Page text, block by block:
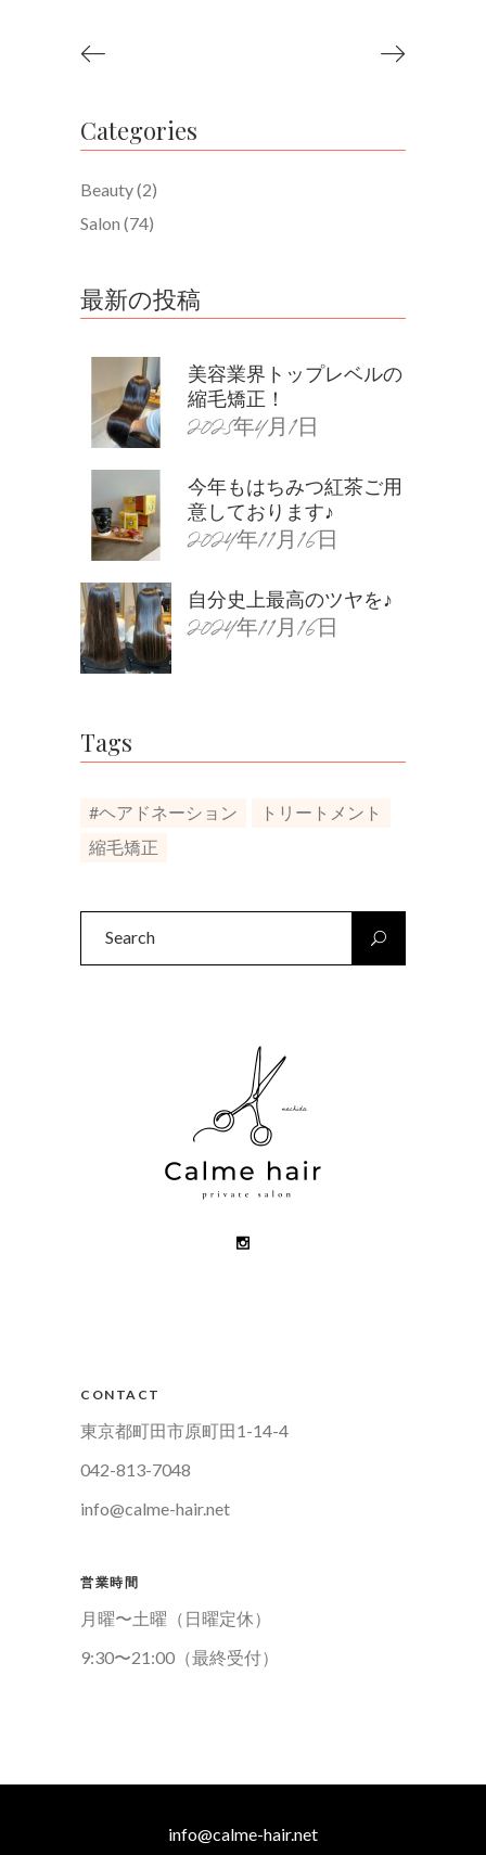
Categories
Beauty(2)
Salon (74)
最新の投稿
美容業界トップレベルの
縮毛矯正！
2025年4月1日
今年もはちみつ紅茶ご用
意しております♪
2024年11月16日
自分史上最高のツヤを♪
2024年11月16日
Tags
#ヘアドネーション
トリートメント
縮毛矯正
CONTACT
東京都町田市原町田1-14-4
042-813-7048
info@calme-hair.net
営業時間
月曜〜土曜（日曜定休）
9:30〜21:00（最終受付）
info@calme-hair.net